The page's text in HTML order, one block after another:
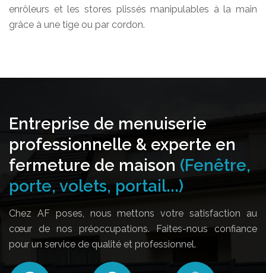
enrôleurs et les stores plissés manipulables à la main
grâce à une tige ou par cordon.
Entreprise de menuiserie
professionnelle & experte en
fermeture de maison (Fenêtre,
porte, volets, portail...)
Chez AF poses, nous mettons votre satisfaction au
cœur de nos préoccupations. Faites-nous confiance
pour un service de qualité et professionnel.